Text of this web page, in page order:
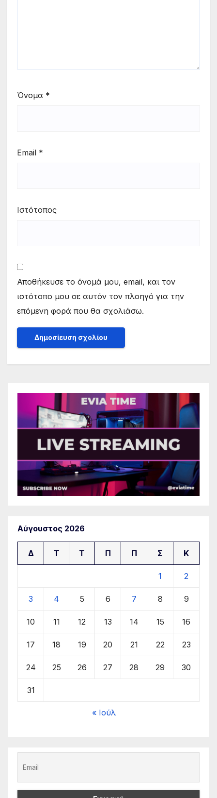
Όνομα *
Email *
Ιστότοπος
Αποθήκευσε το όνομά μου, email, και τον
ιστότοπο μου σε αυτόν τον πλοηγό για την
επόμενη φορά που θα σχολιάσω.
Αύγουστος 2026
Δ Τ Τ Π Π Σ Κ
1 2
3 4 5 6 7 8 9
10 11 12 13 14 15 16
17 18 19 20 21 22 23
24 25 26 27 28 29 30
31
« Ιούλ